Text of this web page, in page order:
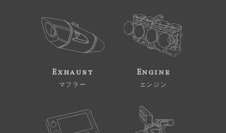
Exhaust
マフラー
Engine
エンジン